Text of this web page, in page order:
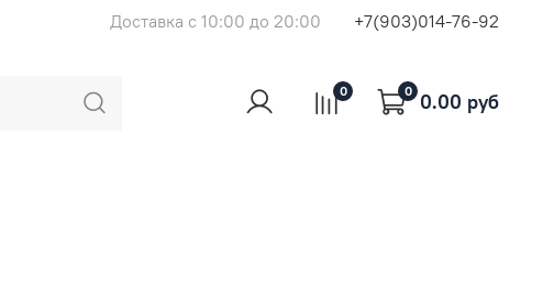
Доставка с 10:00 до 20:00 +7(903)014-76-92
0 0 0.00 руб